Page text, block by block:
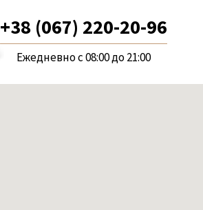
+38 (067) 220-20-96
Ежедневно с 08:00 до 21:00